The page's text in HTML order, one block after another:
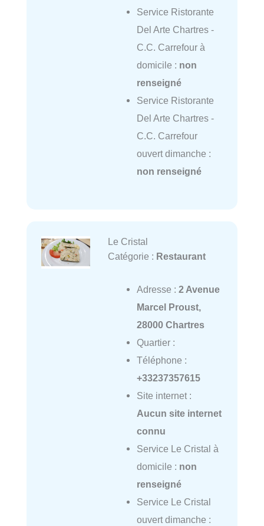
Service Ristorante
Del Arte Chartres -
C.C. Carrefour à
domicile : non
renseigné
Service Ristorante
Del Arte Chartres -
C.C. Carrefour
ouvert dimanche :
non renseigné
Le Cristal
Catégorie : Restaurant
Adresse : 2 Avenue
Marcel Proust,
28000 Chartres
Quartier :
Téléphone :
+33237357615
Site internet :
Aucun site internet
connu
Service Le Cristal à
domicile : non
renseigné
Service Le Cristal
ouvert dimanche :